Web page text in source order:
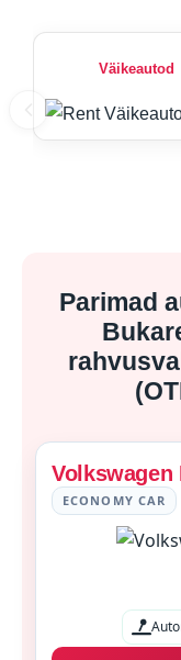
Väikeautod
Parimad
Volkswagen
ECONOMY CAR